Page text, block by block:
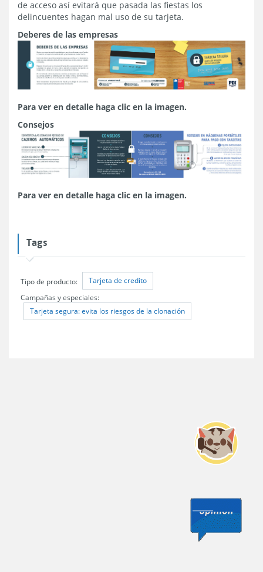
de acceso así evitará que pasada las fiestas los
delincuentes hagan mal uso de su tarjeta.
Deberes de las empresas
Para ver en detalle haga clic en la imagen.
Consejos
Para ver en detalle haga clic en la imagen.
Tags
Tipo de producto: Tarjeta de credito
Campañas y especiales:
Tarjeta segura: evita los riesgos de la clonación